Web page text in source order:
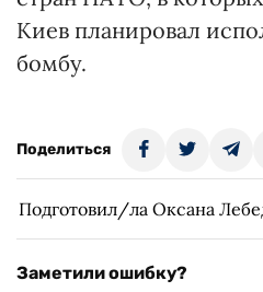
Киев планировал
бомбу.
Поделиться
Подготовил/ла Оксана
Заметили ошибку?